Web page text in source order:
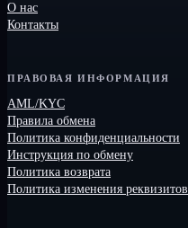
О нас
Контакты
ПРАВОВАЯ ИНФОРМАЦИЯ
AML/KYC
Правила обмена
Политика конфиденциальности
Инструкция по обмену
Политика возврата
Политика изменения реквизитов